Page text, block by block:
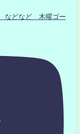
などなど 木曜ゴー